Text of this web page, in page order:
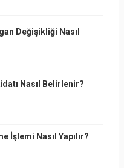
Değişikliği Nasıl
Nasıl Belirlenir?
İşlemi Nasıl Yapılır?